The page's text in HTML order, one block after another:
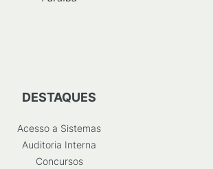
DESTAQUES
Acesso a Sistemas
Auditoria Interna
Concursos